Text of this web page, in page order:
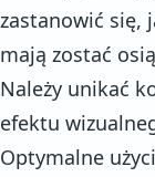
zastanowić się,
mają zostać
Należy unikać
efektu
Optymalne